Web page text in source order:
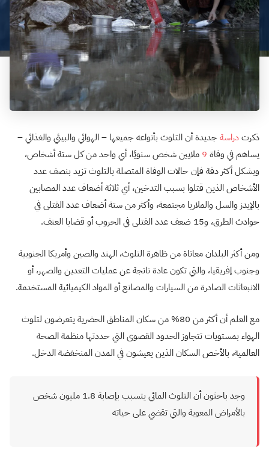
ذكرتدراسةجديدة أن التلوث بأنواعه جميعها – الهوائي والبيئي والغذائي –
يساهم في وفاة
ملايين شخص سنويًا، أي واحد من كل ستة أشخاص،
وبشكل أكثر دقة فإن حالات الوفاة المتصلة بالتلوث تزيد بنصف عدد
الأشخاص الذين قتلوا بسبب التدخين، أي ثلاثة أضعاف عدد المصابين
بالإيدز والسل والملاريا مجتمعة، وأكثر من ستة أضعاف عدد القتلى في
حوادث الطرق، و15 ضعف عدد القتلى في الحروب أو قضايا العنف.
ومن أكثر البلدان معاناة من ظاهرة التلوث، الهند والصين وأمريكا الجنوبية
وجنوب إفريقيا، والتي تكون عادة ناتجة عن عمليات التعدين والصهر، أو
الانبعاثات الصادرة من السيارات والمصانع أو المواد الكيميائية المستخدمة.
مع العلم أن أكثر من 80% من سكان المناطق الحضرية يتعرضون لتلوث
الهواء بمستويات تتجاوز الحدود القصوى التي حددتها منظمة الصحة
العالمية، بالأخص السكان الذين يعيشون في المدن المنخفضة الدخل.
وجد باحثون أن التلوث المائي يتسبب بإصابة 1.8 مليون شخص
بالأمراض المعوية والتي تقضي على حياته